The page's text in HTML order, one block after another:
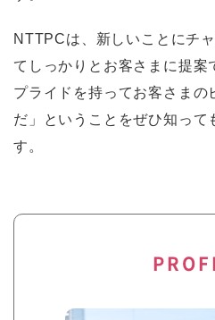
NTTPCは、新しいことにチ
てしっかりとお客さまに提案
プライドを持ってお客さまの
だ」ということをぜひ知って
す。